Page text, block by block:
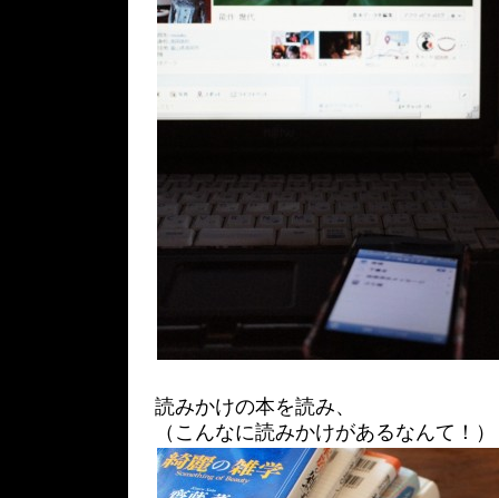
読みかけの本を読み、
（こんなに読みかけがあるなんて！）